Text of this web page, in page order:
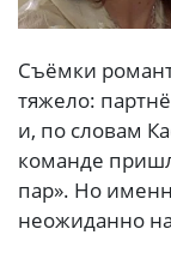
Съёмки
тяжело:
и, по словам
команде
пар». Но
неожиданно